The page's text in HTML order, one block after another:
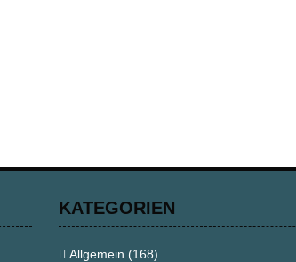
KATEGORIEN
Allgemein (168)